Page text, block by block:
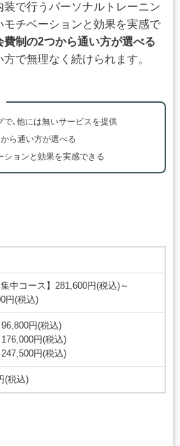
で行うパーソナルトレーニン
チベーションと効果を実感で
費制の2つから通い方が選べる
で無理なく続けられます。
で､他には無いサービスを提供
ら通い方が選べる
ションと効果を実感できる
集中コース】281,600円(税込)～
円(税込)
円(税込)
円(税込)
円(税込)
(税込)